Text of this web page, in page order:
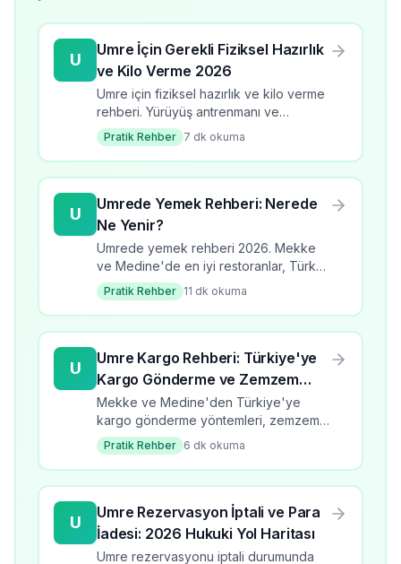
U
Umre İçin Gerekli Fiziksel Hazırlık
ve Kilo Verme 2026
Umre için fiziksel hazırlık ve kilo verme
rehberi. Yürüyüş antrenmanı ve
beslenme önerileri. Umre öncesi
formda olmak için ipuçları.
Pratik Rehber 7 dk okuma
U
Umrede Yemek Rehberi: Nerede
Ne Yenir?
Umrede yemek rehberi 2026. Mekke
ve Medine'de en iyi restoranlar, Türk
mutfağı, Arap yemekleri, fiyatlar ve
beslenme ipuçları.
Pratik Rehber 11 dk okuma
U
Umre Kargo Rehberi: Türkiye'ye
Kargo Gönderme ve Zemzem
Taşıma
Mekke ve Medine'den Türkiye'ye
kargo gönderme yöntemleri, zemzem
suyu taşıma kuralları, bagaj limitleri ve
gümrük işlemleri hakkında kapsamlı
rehber.
Pratik Rehber 6 dk okuma
U
Umre Rezervasyon İptali ve Para
İadesi: 2026 Hukuki Yol Haritası
Umre rezervasyonu iptali durumunda